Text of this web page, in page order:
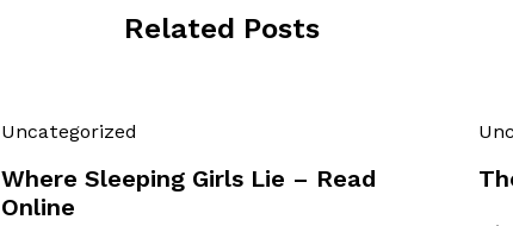
Related Posts
Uncategorized
Where Sleeping Girls Lie – Read
Online